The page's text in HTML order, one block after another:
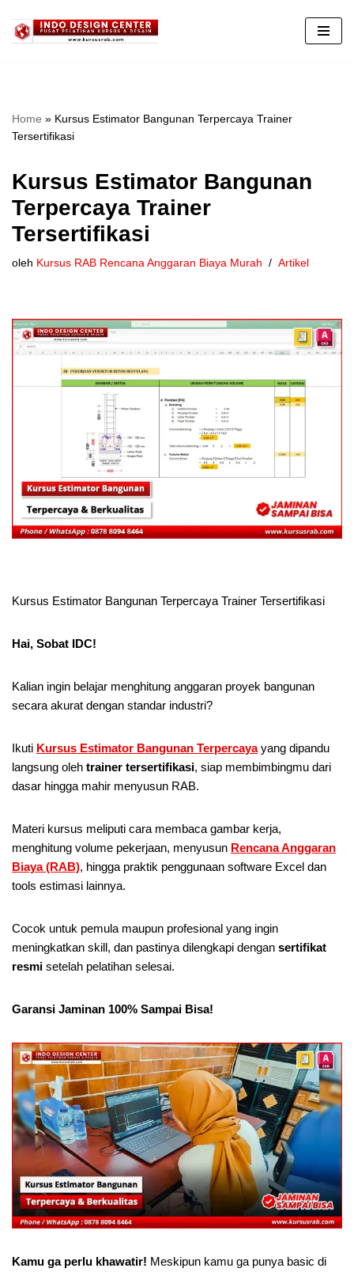
Lompat
Home » Kursus Estimator Bangunan Terpercaya Trainer
Tersertifikasi
Kursus Estimator Bangunan
Terpercaya Trainer
Tersertifikasi
oleh Kursus RAB Rencana Anggaran Biaya Murah Artikel
Kursus Estimator Bangunan Terpercaya Trainer Tersertifikasi
Hai, Sobat IDC!
Kalian ingin belajar menghitung anggaran proyek bangunan
secara akurat dengan standar industri?
Ikuti Kursus Estimator Bangunan Terpercayayang dipandu
langsung oleh trainer tersertifikasi, siap membimbingmu dari
dasar hingga mahir menyusun RAB.
Materi kursus meliputi cara membaca gambar kerja,
menghitung volume pekerjaan, menyusun Rencana Anggaran
Biaya (RAB), hingga praktik penggunaan software Excel dan
tools estimasi lainnya.
Cocok untuk pemula maupun profesional yang ingin
meningkatkan skill, dan pastinya dilengkapi dengan sertifikat
resmi setelah pelatihan selesai.
Garansi Jaminan 100% Sampai Bisa!
Kamu ga perlu khawatir! Meskipun kamu ga punya basic di